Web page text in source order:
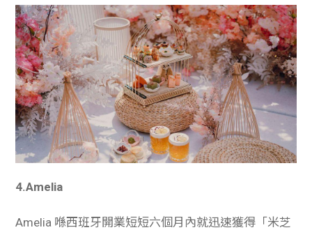
4.Amelia
Amelia 喺西班牙開業短短六個月內就迅速獲得「米芝